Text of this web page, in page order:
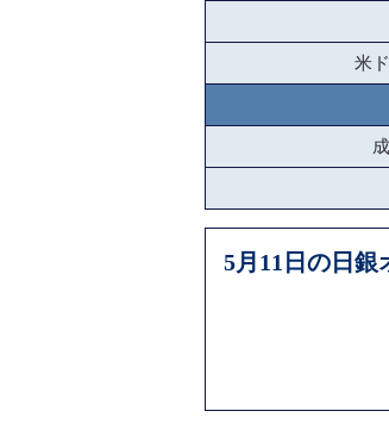
米
5月11日の日銀